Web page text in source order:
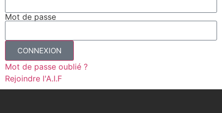
Mot de passe
CONNEXION
Mot de passe oublié ?
Rejoindre l'A.I.F